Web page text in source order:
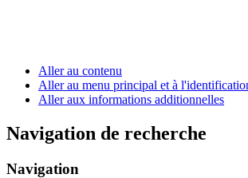
Aller au contenu
Aller au menu principal et à
Aller aux informations additionnelles
Navigation de recherche
Navigation